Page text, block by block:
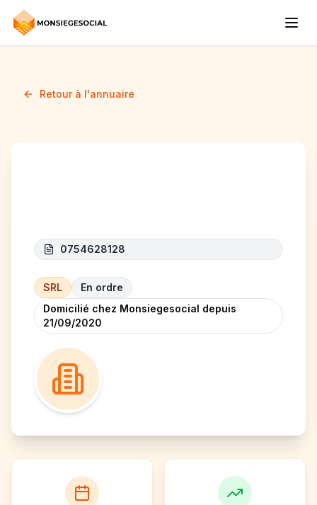
Retour à l'annuaire
0754628128
SRL
En ordre
Domicilié chez Monsiegesocial depuis
21/09/2020